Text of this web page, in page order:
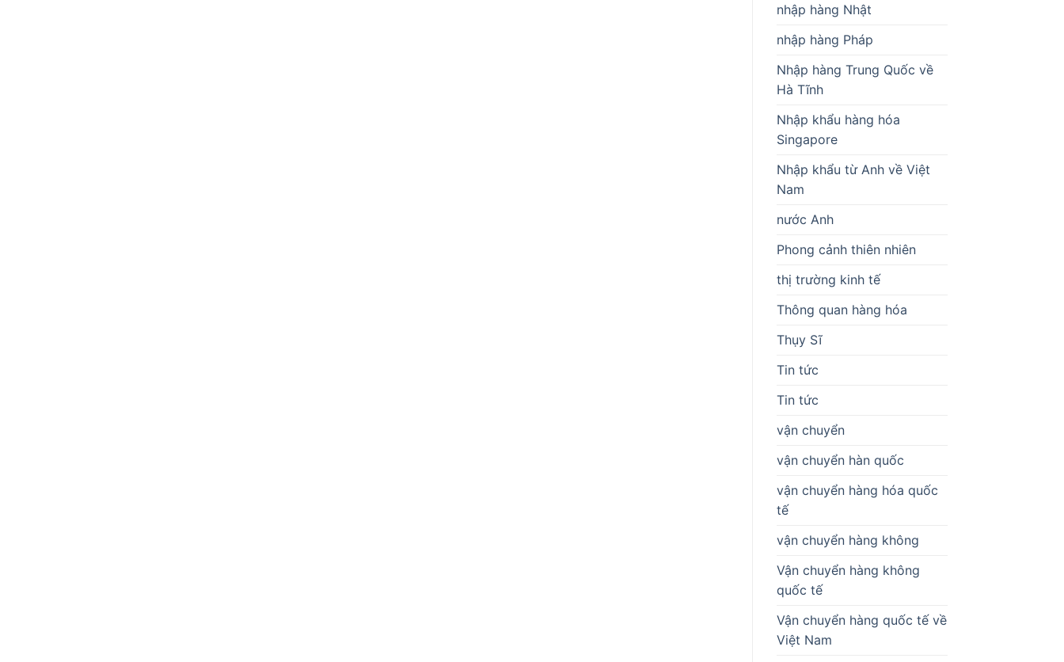
nhập hàng Nhật
nhập hàng Pháp
Nhập hàng Trung Quốc về
Hà Tĩnh
Nhập khẩu hàng hóa
Singapore
Nhập khẩu từ Anh về Việt
Nam
nước Anh
Phong cảnh thiên nhiên
thị trường kinh tế
Thông quan hàng hóa
Thụy Sĩ
Tin tức
Tin tức
vận chuyển
vận chuyển hàn quốc
vận chuyển hàng hóa quốc
tế
vận chuyển hàng không
Vận chuyển hàng không
quốc tế
Vận chuyển hàng quốc tế về
Việt Nam